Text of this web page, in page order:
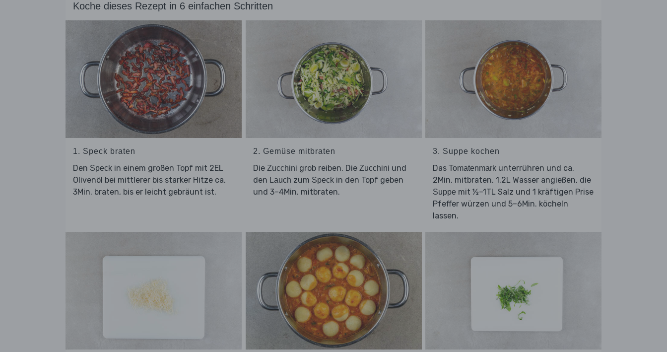
Koche dieses Rezept in 6 einfachen Schritten
1. Speck braten
Den Speck in einem großen Topf mit 2EL
Olivenöl bei mittlerer bis starker Hitze ca.
3Min. braten, bis er leicht gebräunt ist.
2. Gemüse mitbraten
Die Zucchini grob reiben. Die Zucchini und
den Lauch zum Speckin den Topf geben
und 3–4Min. mitbraten.
3. Suppe kochen
Das Tomatenmark unterrühren und ca.
2Min. mitbraten. 1,2L Wasser angießen, die
Suppe mit ½–1TL Salz und 1 kräftigen Prise
Pfeffer würzen und 5–6Min. köcheln
lassen.